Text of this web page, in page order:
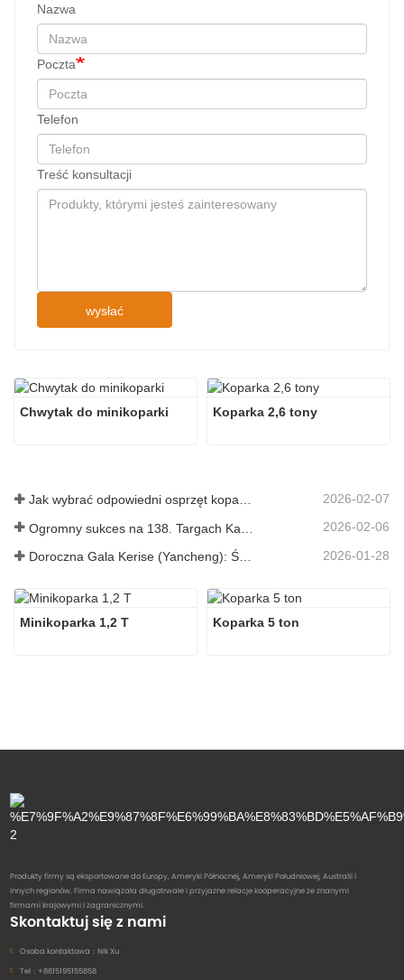
Nazwa
Poczta
Telefon
Treść konsultacji
wysłać
Chwytak do minikoparki Koparka 2,6 tony
Jak wybrać odpowiedni osprzęt koparki do kopania i niwelowania terenu 2026-02-07
2026-02-06
2026-01-28
Minikoparka 1,2 T Koparka 5 ton
Produkty firmy są eksportowane do Europy, Ameryki Północnej, Ameryki Południowej, Australii i
innych regionów. Firma nawiązała długotrwałe i przyjazne relacje kooperacyjne ze znanymi
firmami krajowymi i zagranicznymi.
Skontaktuj się z nami
Osoba kontaktowa： Nik Xu
Tel： +8615195155858